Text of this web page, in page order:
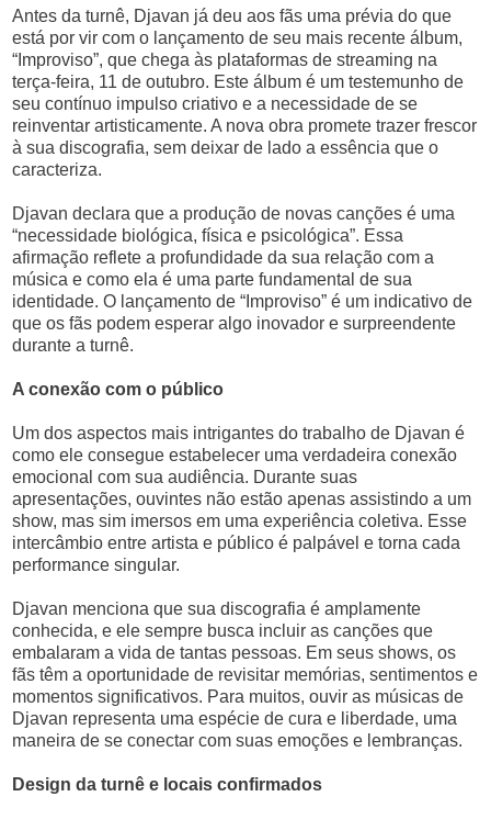
Antes da turnê, Djavan já deu aos fãs uma prévia do que
está por vir com o lançamento de seu mais recente álbum,
“Improviso”, que chega às plataformas de streaming na
terça-feira, 11 de outubro. Este álbum é um testemunho de
seu contínuo impulso criativo e a necessidade de se
reinventar artisticamente. A nova obra promete trazer frescor
à sua discografia, sem deixar de lado a essência que o
caracteriza.
Djavan declara que a produção de novas canções é uma
“necessidade biológica, física e psicológica”. Essa
afirmação reflete a profundidade da sua relação com a
música e como ela é uma parte fundamental de sua
identidade. O lançamento de “Improviso” é um indicativo de
que os fãs podem esperar algo inovador e surpreendente
durante a turnê.
A conexão com o público
Um dos aspectos mais intrigantes do trabalho de Djavan é
como ele consegue estabelecer uma verdadeira conexão
emocional com sua audiência. Durante suas
apresentações, ouvintes não estão apenas assistindo a um
show, mas sim imersos em uma experiência coletiva. Esse
intercâmbio entre artista e público é palpável e torna cada
performance singular.
Djavan menciona que sua discografia é amplamente
conhecida, e ele sempre busca incluir as canções que
embalaram a vida de tantas pessoas. Em seus shows, os
fãs têm a oportunidade de revisitar memórias, sentimentos e
momentos significativos. Para muitos, ouvir as músicas de
Djavan representa uma espécie de cura e liberdade, uma
maneira de se conectar com suas emoções e lembranças.
Design da turnê e locais confirmados